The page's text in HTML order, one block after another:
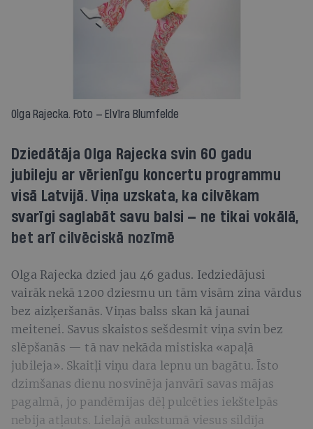
Olga Rajecka. Foto — Elvīra Blumfelde
Dziedātāja Olga Rajecka svin 60 gadu
jubileju ar vērienīgu koncertu programmu
visā Latvijā. Viņa uzskata, ka cilvēkam
svarīgi saglabāt savu balsi — ne tikai vokālā,
bet arī cilvēciskā nozīmē
Olga Rajecka dzied jau 46 gadus. Iedziedājusi
vairāk nekā 1200 dziesmu un tām visām zina vārdus
bez aizķeršanās. Viņas balss skan kā jaunai
meitenei. Savus skaistos sešdesmit viņa svin bez
slēpšanās — tā nav nekāda mistiska «apaļā
jubileja». Skaitļi viņu dara lepnu un bagātu. Īsto
dzimšanas dienu nosvinēja janvārī savas mājas
pagalmā, jo pandēmijas dēļ pulcēties iekštelpās
nebija atļauts. Lielajā aukstumā viesus sildīja